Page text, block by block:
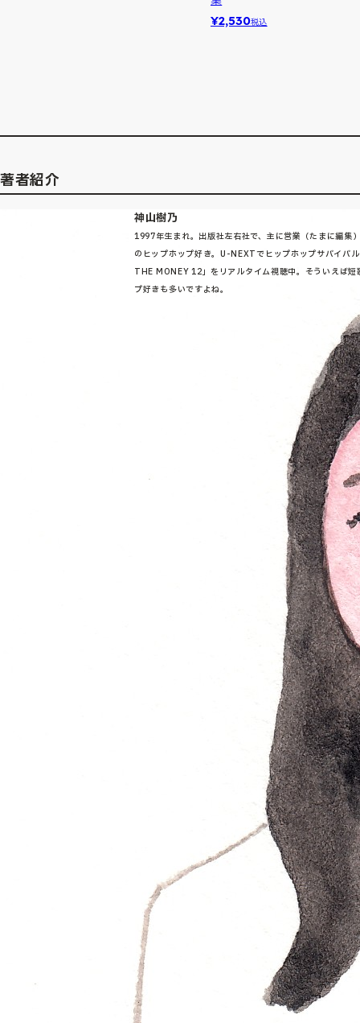
¥2,530税込
著者紹介
神山樹乃
1997年生まれ。出版社左右社で、主に営業（たまに編集
のヒップホップ好き。U-NEXTでヒップホップサバイバ
THE MONEY 12」をリアルタイム視聴中。そういえば短
プ好きも多いですよね。